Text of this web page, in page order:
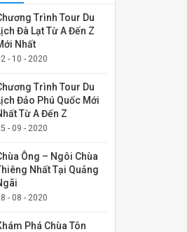
Trình Tour Du
Đà Lạt Từ A Đến Z
Nhất
- 10 - 2020
Trình Tour Du
Đảo Phú Quốc Mới
Từ A Đến Z
- 09 - 2020
Ông – Ngôi Chùa
Nhất Tại Quảng
- 08 - 2020
Phá Chùa Tôn